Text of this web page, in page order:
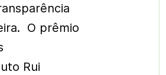
O prêmio
Rui